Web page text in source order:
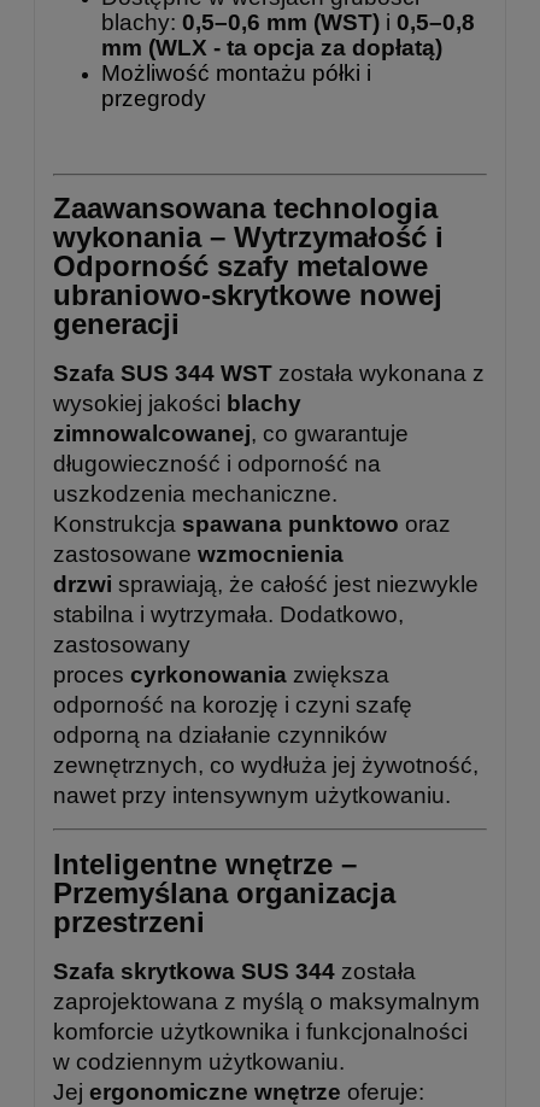
blachy: 0,5–0,6 mm (WST) i 0,5–0,8
mm (WLX - ta opcja za dopłatą)
Możliwość montażu półki i
przegrody
Zaawansowana technologia
wykonania – Wytrzymałość i
Odporność szafy metalowe
ubraniowo-skrytkowe nowej
generacji
Szafa SUS 344 WST została wykonana z
wysokiej jakości blachy
zimnowalcowanej, co gwarantuje
długowieczność i odporność na
uszkodzenia mechaniczne.
Konstrukcja spawana punktowo oraz
zastosowane wzmocnienia
drzwi sprawiają, że całość jest niezwykle
stabilna i wytrzymała. Dodatkowo,
zastosowany
proces cyrkonowania zwiększa
odporność na korozję i czyni szafę
odporną na działanie czynników
zewnętrznych, co wydłuża jej żywotność,
nawet przy intensywnym użytkowaniu.
Inteligentne wnętrze –
Przemyślana organizacja
przestrzeni
Szafa skrytkowa SUS 344 została
zaprojektowana z myślą o maksymalnym
komforcie użytkownika i funkcjonalności
w codziennym użytkowaniu.
Jej ergonomiczne wnętrze oferuje: